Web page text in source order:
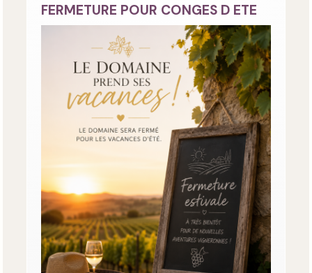
FERMETURE POUR CONGES D ETE